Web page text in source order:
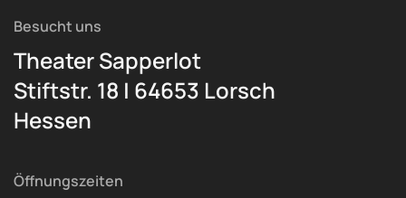
Besucht uns
Theater Sapperlot
Stiftstr. 18 | 64653 Lorsch
Hessen
Öffnungszeiten